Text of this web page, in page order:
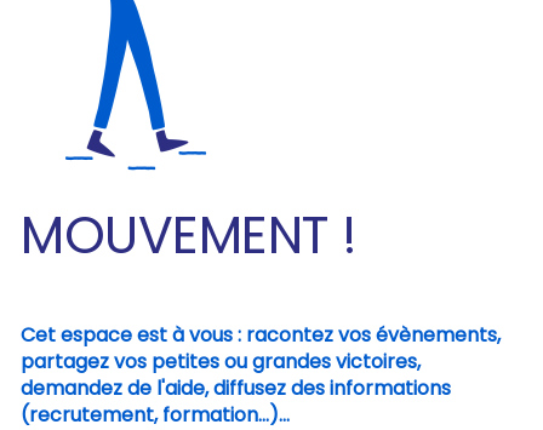
MOUVEMENT !
Cet espace est à vous : racontez vos évènements,
partagez vos petites ou grandes victoires,
demandez de l'aide, diffusez des informations
(recrutement, formation...)...